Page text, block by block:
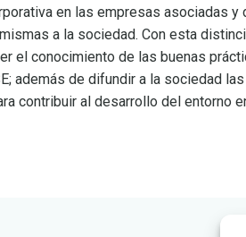
en las empresas asociadas y
a la sociedad. Con esta
el conocimiento de las buenas
además de difundir a la sociedad
contribuir al desarrollo del entorno